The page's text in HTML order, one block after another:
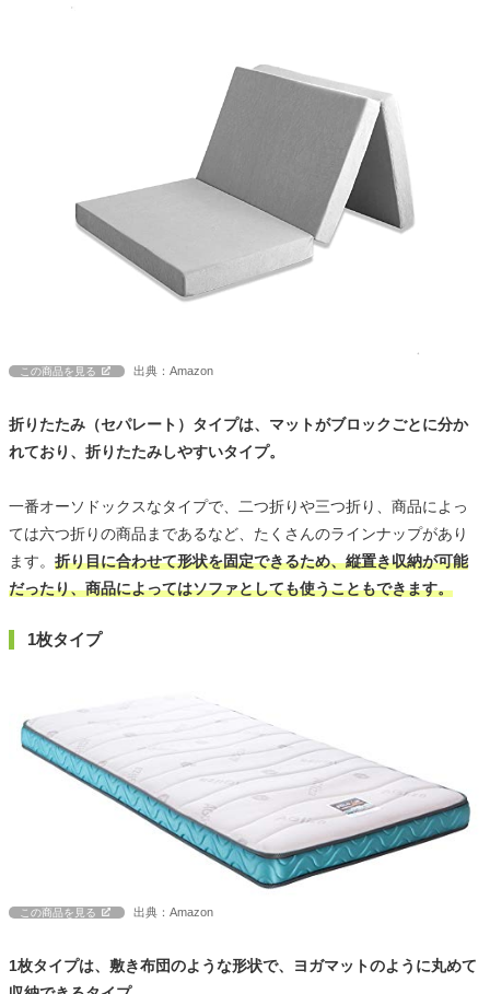
この商品を見る 出典：Amazon
折りたたみ（セパレート）タイプは、マットがブロックごとに分か
れており、折りたたみしやすいタイプ。
一番オーソドックスなタイプで、二つ折りや三つ折り、商品によっ
ては六つ折りの商品まであるなど、たくさんのラインナップがあり
ます。 折り目に合わせて形状を固定できるため、縦置き収納が可能
だったり、商品によってはソファとしても使うこともできます。
1枚タイプ
この商品を見る 出典：Amazon
1枚タイプは、敷き布団のような形状で、ヨガマットのように丸めて